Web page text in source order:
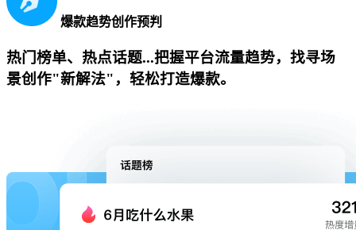
爆款趋势创作预判
热门榜单、热点话题...把握平台流量趋势，找寻场
景创作"新解法"，轻松打造爆款。